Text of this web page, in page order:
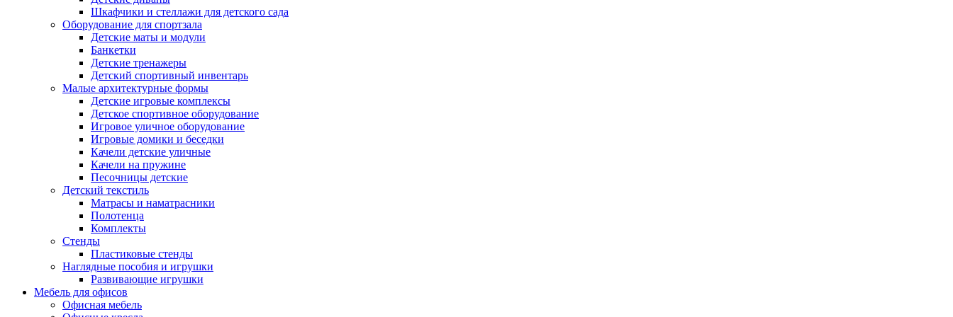
Шкафчики и стеллажи для детского сада
Оборудование для спортзала
Детские маты и модули
Банкетки
Детские тренажеры
Детский спортивный инвентарь
Малые архитектурные формы
Детские игровые комплексы
Детское спортивное оборудование
Игровое уличное оборудование
Игровые домики и беседки
Качели детские уличные
Качели на пружине
Песочницы детские
Детский текстиль
Матрасы и наматрасники
Полотенца
Комплекты
Стенды
Пластиковые стенды
Наглядные пособия и игрушки
Развивающие игрушки
Мебель для офисов
Офисная мебель